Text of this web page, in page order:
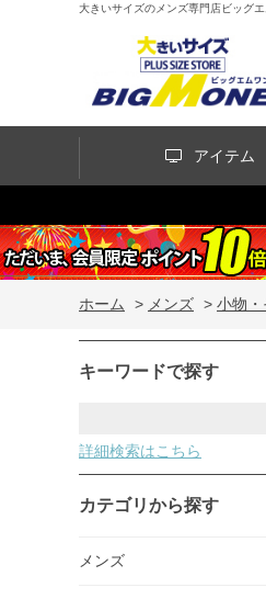
大きいサイズのメンズ専門店ビッグ
アイテム
ホーム > メンズ > 小物
キーワードで探す
詳細検索はこちら
カテゴリから探す
メンズ